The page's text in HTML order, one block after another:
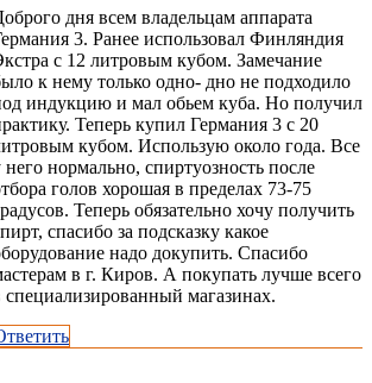
дня всем владельцам аппарата
3. Ранее использовал Финляндия
с 12 литровым кубом. Замечание
к нему только одно- дно не подходило
индукцию и мал обьем куба. Но получил
Теперь купил Германия 3 с 20
кубом. Использую около года. Все
него нормально, спиртуозность после
голов хорошая в пределах 73-75
Теперь обязательно хочу получить
спасибо за подсказку какое
надо докупить. Спасибо
в г. Киров. А покупать лучше всего
специализированный магазинах.